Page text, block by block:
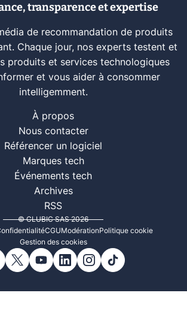
transparence et expertise
de recommandation de produits
Chaque jour, nos experts testent et
produits et services technologiques
et vous aider à consommer
intelligemment.
À propos
Nous contacter
Référencer un logiciel
Marques tech
Événements tech
Archives
RSS
© CLUBIC SAS 2026
CGUModérationPolitique cookie
Gestion des cookies